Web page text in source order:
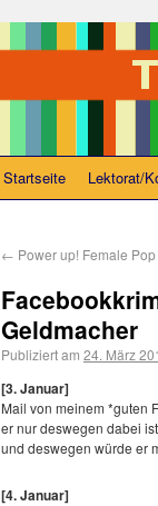
Startseite Lektorat/
← Power up! Female
Geldmacher
Publiziert am 24. März
[3. Januar]
Mail von meinem *guten
er nur deswegen dabei
und deswegen würde er
[4. Januar]